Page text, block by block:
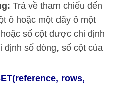
Trả về tham chiếu đến
ô hoặc một dãy ô một
số cột được chỉ định
số dòng, số cột của
rows,